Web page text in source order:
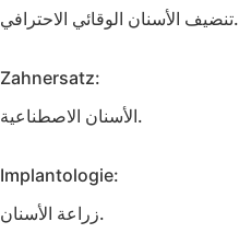
تنضيف الأسنان الوقائي الاحترافي.
Zahnersatz:
الأسنان الاصطناعية.
Implantologie:
زراعة الأسنان.